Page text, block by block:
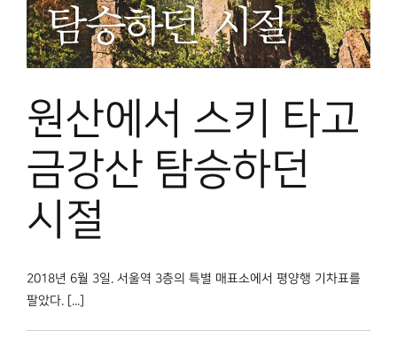
민속 인사이드
박물관 홈페이지
원산에서 스키 타고
금강산 탐승하던
시절
2018년 6월 3일. 서울역 3층의 특별 매표소에서 평양행 기차표를
팔았다. [...]